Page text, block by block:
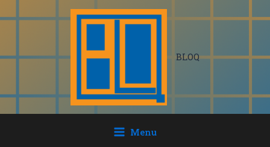
naar
BLOQ
Menu